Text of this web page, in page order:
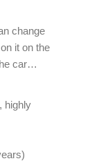
change
it on the
car…
highly